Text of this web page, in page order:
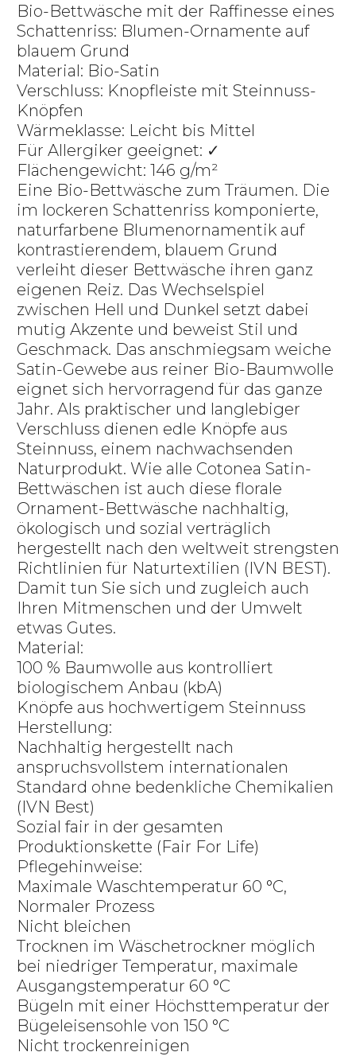
Bio-Bettwäsche mit der Raffinesse eines
Schattenriss: Blumen-Ornamente auf
blauem Grund
Material: Bio-Satin
Verschluss: Knopfleiste mit Steinnuss-
Knöpfen
Wärmeklasse: Leicht bis Mittel
Für Allergiker geeignet: ✓
Flächengewicht: 146 g/m²
Eine Bio-Bettwäsche zum Träumen. Die
im lockeren Schattenriss komponierte,
naturfarbene Blumenornamentik auf
kontrastierendem, blauem Grund
verleiht dieser Bettwäsche ihren ganz
eigenen Reiz. Das Wechselspiel
zwischen Hell und Dunkel setzt dabei
mutig Akzente und beweist Stil und
Geschmack. Das anschmiegsam weiche
Satin-Gewebe aus reiner Bio-Baumwolle
eignet sich hervorragend für das ganze
Jahr. Als praktischer und langlebiger
Verschluss dienen edle Knöpfe aus
Steinnuss, einem nachwachsenden
Naturprodukt. Wie alle Cotonea Satin-
Bettwäschen ist auch diese florale
Ornament-Bettwäsche nachhaltig,
ökologisch und sozial verträglich
hergestellt nach den weltweit strengsten
Richtlinien für Naturtextilien (IVN BEST).
Damit tun Sie sich und zugleich auch
Ihren Mitmenschen und der Umwelt
etwas Gutes.
Material:
100 % Baumwolle aus kontrolliert
biologischem Anbau (kbA)
Knöpfe aus hochwertigem Steinnuss
Herstellung:
Nachhaltig hergestellt nach
anspruchsvollstem internationalen
Standard ohne bedenkliche Chemikalien
(IVN Best)
Sozial fair in der gesamten
Produktionskette (Fair For Life)
Pflegehinweise:
Maximale Waschtemperatur 60 °C,
Normaler Prozess
Nicht bleichen
Trocknen im Wäschetrockner möglich
bei niedriger Temperatur, maximale
Ausgangstemperatur 60 °C
Bügeln mit einer Höchsttemperatur der
Bügeleisensohle von 150 °C
Nicht trockenreinigen